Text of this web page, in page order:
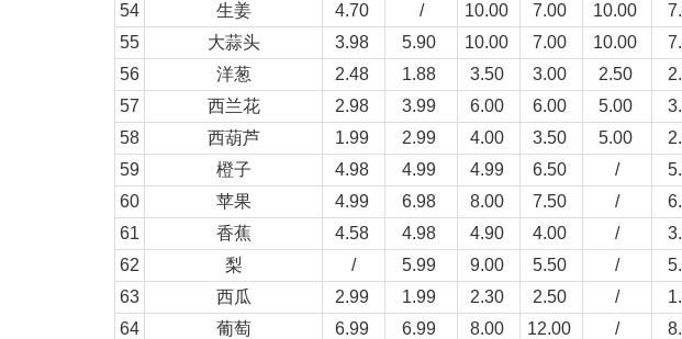
54
生姜 4.70 / 10.00 7.00 10.00
55
大蒜头 3.98 5.90 10.00 7.00 10.00
56
洋葱 2.48 1.88 3.50 3.00 2.50
57
西兰花 2.98 3.99 6.00 6.00 5.00
58
西葫芦 1.99 2.99 4.00 3.50 5.00
59
橙子 4.98 4.99 4.99 6.50 /
60
苹果 4.99 6.98 8.00 7.50 /
61
香蕉 4.58 4.98 4.90 4.00 /
62
梨 / 5.99 9.00 5.50 /
63
西瓜 2.99 1.99 2.30 2.50 /
64
葡萄 6.99 6.99 8.00 12.00 /